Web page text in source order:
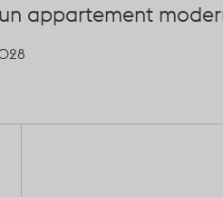
appartement